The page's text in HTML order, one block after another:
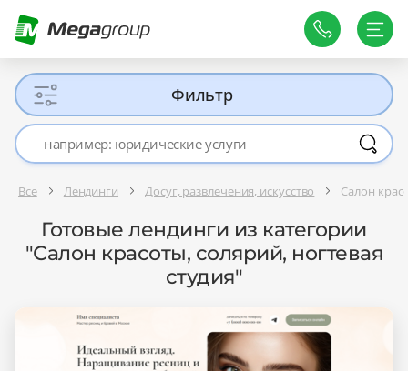
Фильтр
Все Лендинги Досуг, развлечения, искусство Салон
Готовые лендинги из категории
"Салон красоты, солярий, ногтевая
студия"